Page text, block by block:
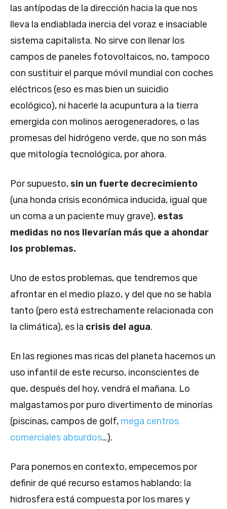
las antípodas de la dirección hacia la que nos
lleva la endiablada inercia del voraz e insaciable
sistema capitalista. No sirve con llenar los
campos de paneles fotovoltaicos, no, tampoco
con sustituir el parque móvil mundial con coches
eléctricos (eso es mas bien un suicidio
ecológico), ni hacerle la acupuntura a la tierra
emergida con molinos aerogeneradores, o las
promesas del hidrógeno verde, que no son más
que mitología tecnológica, por ahora.
Por supuesto,sin un fuerte decrecimiento
(una honda crisis económica inducida, igual que
un coma a un paciente muy grave), estas
medidas no nos llevarían más que a ahondar
los problemas.
Uno de estos problemas, que tendremos que
afrontar en el medio plazo, y del que no se habla
tanto (pero está estrechamente relacionada con
la climática), es la crisis del agua.
En las regiones mas ricas del planeta hacemos un
uso infantil de este recurso, inconscientes de
que, después del hoy, vendrá el mañana. Lo
malgastamos por puro divertimento de minorías
(piscinas, campos de golf, mega centros
comerciales absurdos…).
Para ponernos en contexto, empecemos por
definir de qué recurso estamos hablando: la
hidrosfera está compuesta por los mares y